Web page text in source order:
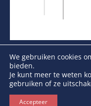
Copyright
We gebruiken cookies
bieden.
Je kunt meer te weten
gebruiken of ze
Accepteer